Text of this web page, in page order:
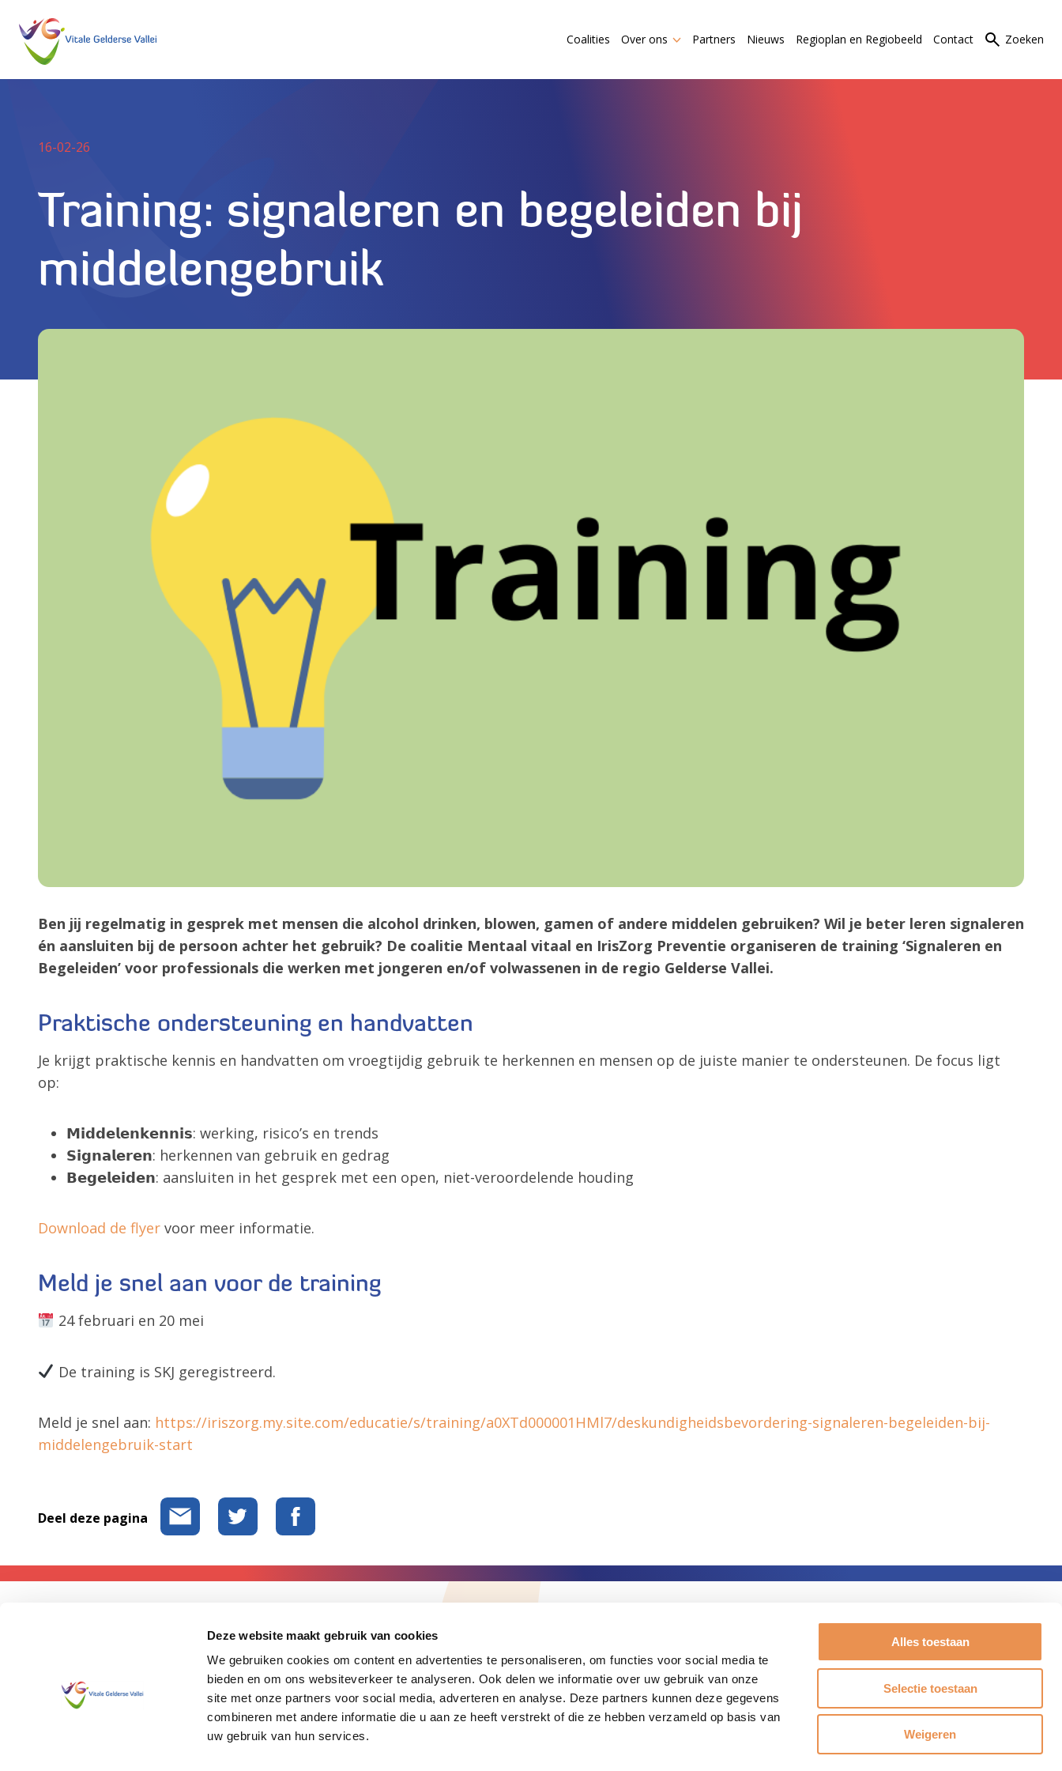
Deze website maakt gebruik van cookies
We gebruiken cookies om content en advertenties te personaliseren, om functies voor social media te
bieden en om ons websiteverkeer te analyseren. Ook delen we informatie over uw gebruik van onze
site met onze partners voor social media, adverteren en analyse. Deze partners kunnen deze gegevens
combineren met andere informatie die u aan ze heeft verstrekt of die ze hebben verzameld op basis van
uw gebruik van hun services.
Alles toestaan
Selectie toestaan
Weigeren
Coalities Over ons Partners Nieuws Regioplan en Regiobeeld Contact Zoeken
16-02-26
Training: signaleren en begeleiden bij
middelengebruik
Ben jij regelmatig in gesprek met mensen die alcohol drinken, blowen, gamen of andere middelen gebruiken? Wil je beter leren signaleren
én aansluiten bij de persoon achter het gebruik? De coalitie Mentaal vitaal en IrisZorg Preventie organiseren de training ‘Signaleren en
Begeleiden’ voor professionals die werken met jongeren en/of volwassenen in de regio Gelderse Vallei.
Praktische ondersteuning en handvatten
Je krijgt praktische kennis en handvatten om vroegtijdig gebruik te herkennen en mensen op de juiste manier te ondersteunen. De focus ligt
op:
𝗠𝗶𝗱𝗱𝗲𝗹𝗲𝗻𝗸𝗲𝗻𝗻𝗶𝘀: werking, risico’s en trends
𝗦𝗶𝗴𝗻𝗮𝗹𝗲𝗿𝗲𝗻: herkennen van gebruik en gedrag
𝗕𝗲𝗴𝗲𝗹𝗲𝗶𝗱𝗲𝗻: aansluiten in het gesprek met een open, niet-veroordelende houding
Download de flyer voor meer informatie.
Meld je snel aan voor de training
24 februari en 20 mei
De training is SKJ geregistreerd.
Meld je snel aan: https://iriszorg.my.site.com/educatie/s/training/a0XTd000001HMl7/deskundigheidsbevordering-signaleren-begeleiden-bij-
middelengebruik-start
Deel deze pagina
Heb je vragen over het netwerk Vitale Gelderse Vallei? Of heb je een opmerking die je graag
met ons wilt delen? Stuur dan een e-mail naar Nynke Lokhorst, netwerkmanager Vitale
Gelderse Vallei,
info@vitalegeldersevallei.nl